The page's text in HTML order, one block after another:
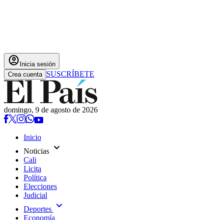
account_circle Inicia sesión
Crea cuenta SUSCRÍBETE
domingo, 9 de agosto de 2026
Inicio
Noticias expand_more
Cali
Licita
Política
Elecciones
Judicial
Deportes expand_more
Economía